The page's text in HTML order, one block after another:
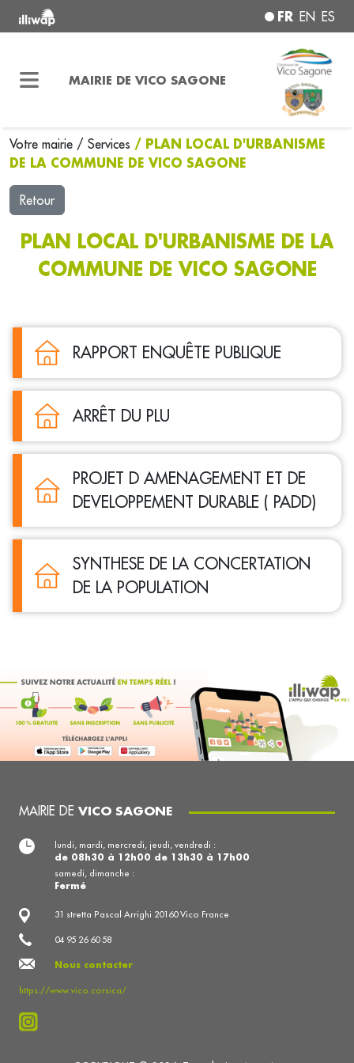
FR EN ES
MAIRIE DE VICO SAGONE
Votre mairie / Services / PLAN LOCAL D'URBANISME
DE LA COMMUNE DE VICO SAGONE
Retour
PLAN LOCAL D'URBANISME DE LA
COMMUNE DE VICO SAGONE
RAPPORT ENQUÊTE PUBLIQUE
ARRÊT DU PLU
PROJET D AMENAGEMENT ET DE
DEVELOPPEMENT DURABLE ( PADD)
SYNTHESE DE LA CONCERTATION
DE LA POPULATION
MAIRIE DE VICO SAGONE
31 stretta Pascal Arrighi 20160 Vico France
04 95 26 60 58
Nous contacter
https://www.vico.corsica/
lundi, mardi, mercredi, jeudi, vendredi :
de 08h30 à 12h00 de 13h30 à 17h00
samedi, dimanche :
Fermé